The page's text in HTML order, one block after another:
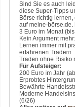
Sind Sie es auch
diese Super-Tipps
Börse richtig
auf meine-börse.de.
3 Euro im Monat
Kein Argument
Lernen immer mit
erfahrenen Tradern.
Traden ohne Risiko
Für Aufsteiger:
200 Euro im Jahr
Erprobtes
Bewährte
Moderne
(6/26)